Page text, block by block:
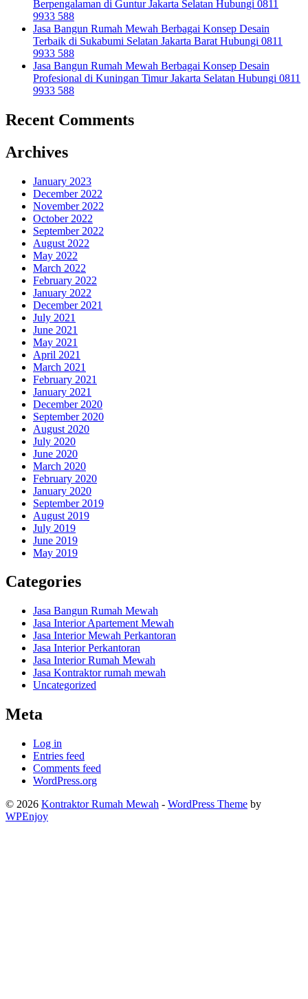
Berpengalaman di Guntur Jakarta Selatan Hubungi 0811
9933 588
Jasa Bangun Rumah Mewah Berbagai Konsep Desain
Terbaik di Sukabumi Selatan Jakarta Barat Hubungi 0811
9933 588
Jasa Bangun Rumah Mewah Berbagai Konsep Desain
Profesional di Kuningan Timur Jakarta Selatan Hubungi 0811
9933 588
Recent Comments
Archives
January 2023
December 2022
November 2022
October 2022
September 2022
August 2022
May 2022
March 2022
February 2022
January 2022
December 2021
July 2021
June 2021
May 2021
April 2021
March 2021
February 2021
January 2021
December 2020
September 2020
August 2020
July 2020
June 2020
March 2020
February 2020
January 2020
September 2019
August 2019
July 2019
June 2019
May 2019
Categories
Jasa Bangun Rumah Mewah
Jasa Interior Apartement Mewah
Jasa Interior Mewah Perkantoran
Jasa Interior Perkantoran
Jasa Interior Rumah Mewah
Jasa Kontraktor rumah mewah
Uncategorized
Meta
Log in
Entries feed
Comments feed
WordPress.org
© 2026 Kontraktor Rumah Mewah - WordPress Theme by
WPEnjoy